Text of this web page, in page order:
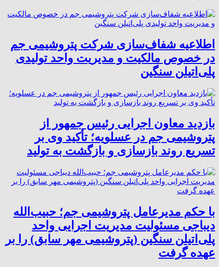
اطلاعیه شفاف‌سازی شرکت پتروشیمی جم
در خصوص مالکیت و مدیریت واحد تولیدی
پلی‌اتیلن سنگین
بازدید معاون اجرایی رئیس جمهور از
پتروشیمی جم در عسلویه؛ تأکید وی بر
تسریع روند بازسازی و بازگشت به تولید
با حکم مدیرعامل پتروشیمی جم؛ حبیب‌الله
دیباجی مسئولیت مدیریت اجرایی واحد
پلی‌اتیلن سنگین (پتروشیمی مهر سابق) را بر
عهده گرفت